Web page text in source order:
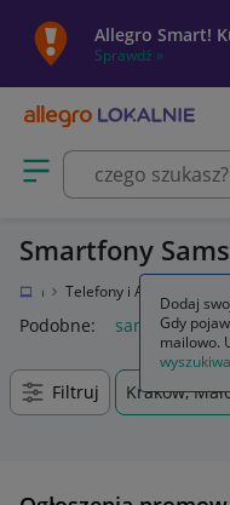
Allegro Smart!
Sprawdź »
Otwórz menu z
Smartfony
Telefony i Akcesoria
Podobne: samsung s25
Filtruj Kraków,
Dodaj
Gdy
mailowo.